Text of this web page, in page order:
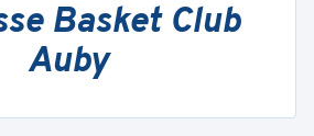
Basket Club
Auby